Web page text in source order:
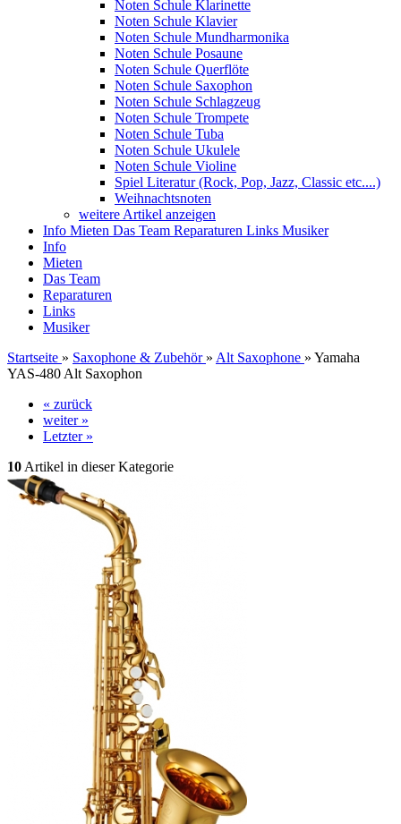
Noten Schule Klarinette
Noten Schule Klavier
Noten Schule Mundharmonika
Noten Schule Posaune
Noten Schule Querflöte
Noten Schule Saxophon
Noten Schule Schlagzeug
Noten Schule Trompete
Noten Schule Tuba
Noten Schule Ukulele
Noten Schule Violine
Spiel Literatur (Rock, Pop, Jazz, Classic etc....)
Weihnachtsnoten
weitere Artikel anzeigen
Info Mieten Das Team Reparaturen Links Musiker
Info
Mieten
Das Team
Reparaturen
Links
Musiker
Startseite » Saxophone & Zubehör » Alt Saxophone » Yamaha
YAS-480 Alt Saxophon
« zurück
weiter »
Letzter »
10 Artikel in dieser Kategorie